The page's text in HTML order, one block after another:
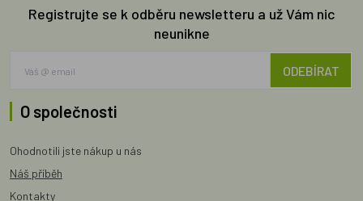
Registrujte se k odběru newsletteru a už Vám nic
neunikne
ODEBÍRAT
O společnosti
Ohodnotili jste nákup u nás
Náš příběh
Kontakty